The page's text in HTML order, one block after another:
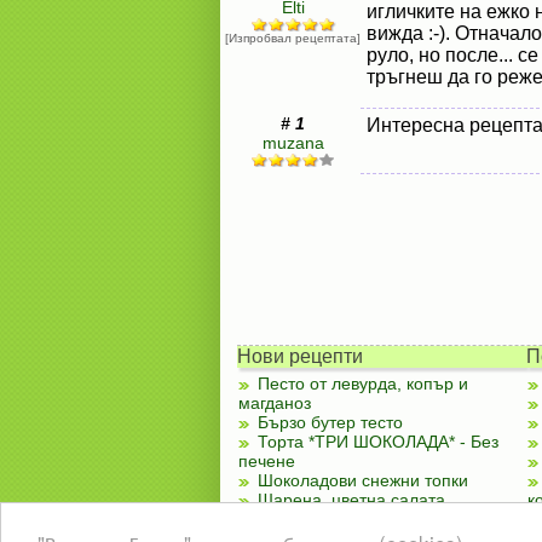
Elti
[Изпробвал рецептата]
игличките на ежко
вижда :-).
руло, но после...
тръгнеш да го
# 1
muzana
Интересна
Нови рецепти
Песто от левурда, копър и
магданоз
Бързо бутер тесто
Торта *ТРИ ШОКОЛАДА* - Без
печене
Шоколадови снежни топки
Шарена, цветна салата